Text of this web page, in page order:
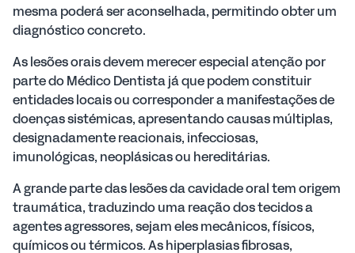
mesma poderá ser aconselhada, permitindo obter um
diagnóstico concreto.
As lesões orais devem merecer especial atenção por
parte do Médico Dentista já que podem constituir
entidades locais ou corresponder a manifestações de
doenças sistémicas, apresentando causas múltiplas,
designadamente reacionais, infecciosas,
imunológicas, neoplásicas ou hereditárias.
A grande parte das lesões da cavidade oral tem origem
traumática, traduzindo uma reação dos tecidos a
agentes agressores, sejam eles mecânicos, físicos,
químicos ou térmicos. As hiperplasias fibrosas,